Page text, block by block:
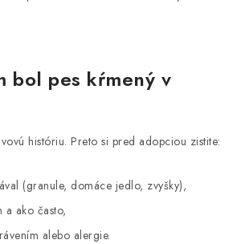
Obchodné podmienky
Piper’s Treats
Kontakt
– FAQ
Odstúpiť od zmluvy tu
bol pes kŕmený v
históriu. Preto si pred adopciou zistite:
(granule, domáce jedlo, zvyšky),
a ako často,
alebo alergie.